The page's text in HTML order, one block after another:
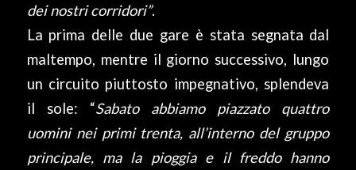
dei nostri corridori”.
La prima delle due gare è stata segnata dal
maltempo, mentre il giorno successivo, lungo
un circuito piuttosto impegnativo, splendeva
il sole: “Sabato abbiamo piazzato quattro
uomini nei primi trenta, all’interno del gruppo
principale, ma la pioggia e il freddo hanno